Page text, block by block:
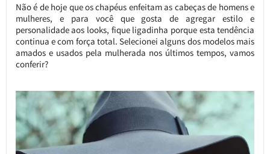
Não é de hoje que os chapéus enfeitam as cabeças de homens e
mulheres, e para você que gosta de agregar estilo e
personalidade aos looks, fique ligadinha porque esta tendência
continua e com força total. Selecionei alguns dos modelos mais
amados e usados pela mulherada nos últimos tempos, vamos
conferir?